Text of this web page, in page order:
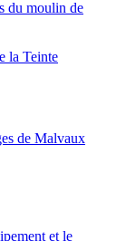
du moulin de
la Teinte
de Malvaux
et le